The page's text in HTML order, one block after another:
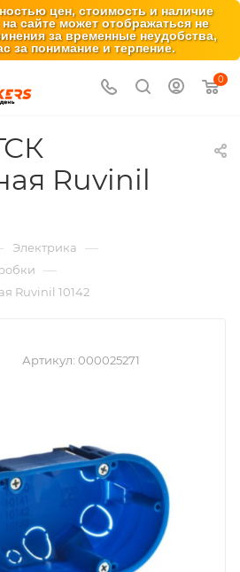
цен, стоимость и наличие
сайте может отображаться не
за временные неудобства,
за понимание и терпение.
0
Ruvinil
Электрика —
—
Ruvinil 10142
Артикул: 000025271